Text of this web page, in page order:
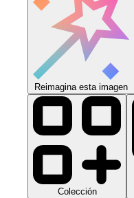
Reimagina esta imagen
Colección